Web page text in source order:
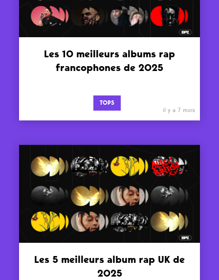
Les 10 meilleurs albums rap
francophones de 2025
TOPS
il y a 7 mois
Les 5 meilleurs album rap UK de
2025